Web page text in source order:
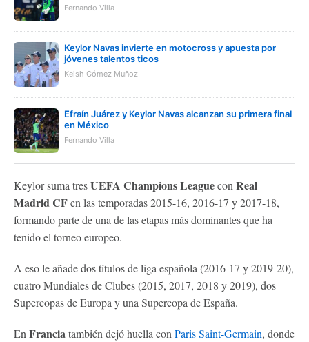
Fernando Villa
Keylor Navas invierte en motocross y apuesta por
jóvenes talentos ticos
Keish Gómez Muñoz
Efraín Juárez y Keylor Navas alcanzan su primera final
en México
Fernando Villa
Keylor suma tresUEFA Champions Leaguecon Real
Madrid CFen las temporadas 2015-16, 2016-17 y 2017-18,
formando parte de una de las etapas más dominantes que ha
tenido el torneo europeo.
A eso le añade dos títulos de liga española (2016-17 y 2019-20),
cuatro Mundiales de Clubes (2015, 2017, 2018 y 2019), dos
Supercopas de Europa y una Supercopa de España.
En Franciatambién dejó huella con Paris Saint-Germain, donde